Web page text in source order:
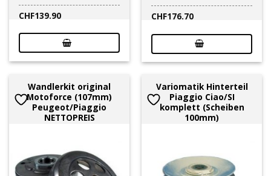
CHF139.90
CHF176.70
Wandlerkit original
Motoforce (107mm)
Peugeot/Piaggio
NETTOPREIS
Variomatik Hinterteil
Piaggio Ciao/SI
komplett (Scheiben
100mm)